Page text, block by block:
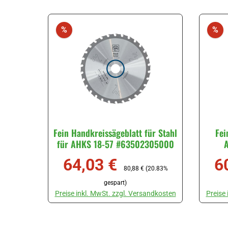
%Rabatt
Fein Handkreissägeblatt für Stahl
für AHKS 18-57 #63502305000
Verkaufspreis:
64,03 € Regulärer Preis:
80,88 € (20.83%
gespart)
Preise inkl. MwSt. zzgl. Versandkosten
Produkt Anzahl: Gib den gewünschten Wert ein oder
%
Preise